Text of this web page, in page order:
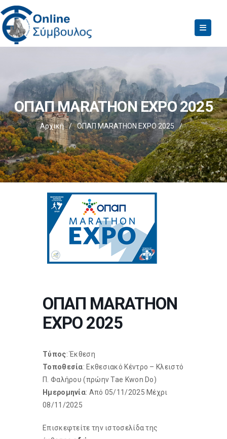
ΟΠΑΠ MARATHON EXPO 2025
Αρχική / ΟΠΑΠ MARATHON EXPO 2025 /
ΟΠΑΠ MARATHON
EXPO 2025
Τύπος: Έκθεση
Τοποθεσία: Εκθεσιακό Κέντρο – Κλειστό
Π. Φαλήρου (πρώην Tae Kwon Do)
Ημερομηνία: Από 05/11/2025 Μέχρι
08/11/2025
Επισκεφτείτε την ιστοσελίδα της